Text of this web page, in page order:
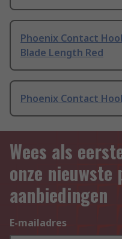
Phoenix Contact
Blade Length Red
Phoenix Contact
Wees als
onze nieuwste
aanbiedingen
E-mailadres